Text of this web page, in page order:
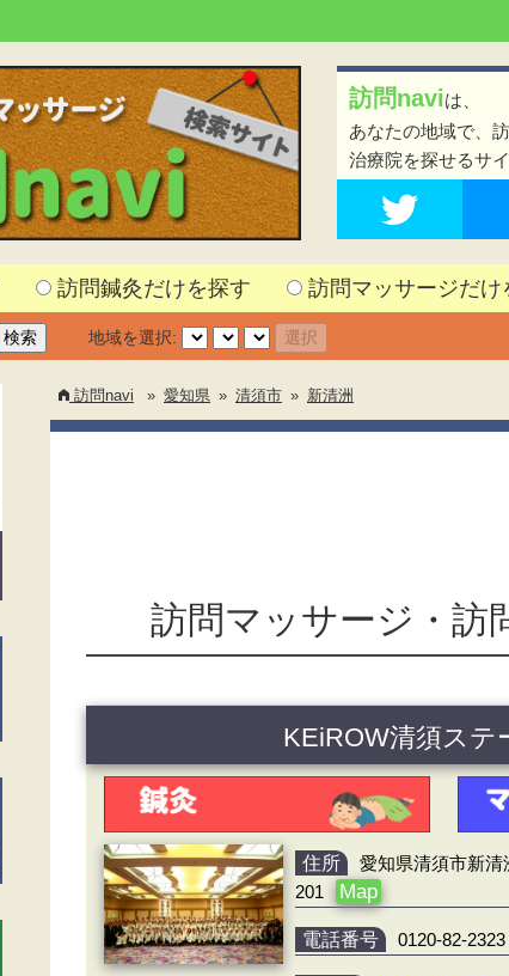
訪問naviは、
あなたの地域で、
治療院を探せるサ
訪問鍼灸だけを探す 訪問マッサージだけ
地域を選択:
訪問navi » 愛知県 » 清須市 » 新清洲
訪問マッサージ・訪
KEiROW清須ステ
住所
愛知県清須市新清
201
Map
電話番号 0120-82-2323